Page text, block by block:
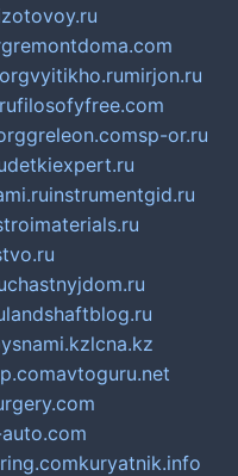
remontdoma.com
vyitikho.rumirjon.ru
filosofyfree.com
greleon.comsp-or.ru
detkiexpert.ru
instrumentgid.ru
chastnyjdom.ru
landshaftblog.ru
lcna.kz
avtoguru.net
kuryatnik.info